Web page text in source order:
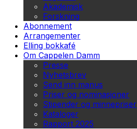
Akademisk
Forskning
Abonnement
Arrangementer
Elling bokkafé
Om Cappelen Damm
Presse
Nyhetsbrev
Send inn manus
Priser og nominasjoner
Stipender og minnepriser
Kataloger
Rapport 2025